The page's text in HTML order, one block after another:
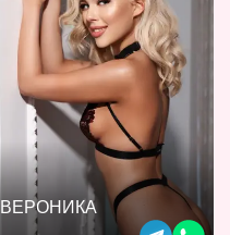
ВЕРОНИКА